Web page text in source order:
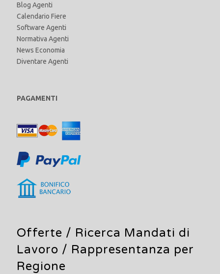
Blog Agenti
Calendario Fiere
Software Agenti
Normativa Agenti
News Economia
Diventare Agenti
PAGAMENTI
Offerte / Ricerca Mandati di
Lavoro / Rappresentanza per
Regione